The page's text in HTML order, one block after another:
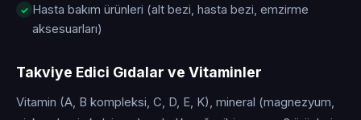
Hasta bakım ürünleri (alt bezi, hasta bezi, emzirme
aksesuarları)
Takviye Edici Gıdalar ve Vitaminler
Vitamin (A, B kompleksi, C, D, E, K), mineral (magnezyum,